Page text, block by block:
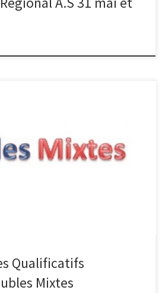
BORTOLINI ET CASTAING Qualifiés
Qualificatifs
Mixtes